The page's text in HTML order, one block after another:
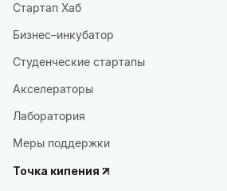
Стартап Хаб
Бизнес–инкубатор
Студенческие стартапы
Акселераторы
Лаборатория
Меры поддержки
Точка кипения